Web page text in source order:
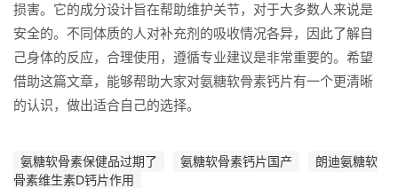
损害。它的成分设计旨在帮助维护关节，对于大多数人来说是
安全的。不同体质的人对补充剂的吸收情况各异，因此了解自
己身体的反应，合理使用，遵循专业建议是非常重要的。希望
借助这篇文章，能够帮助大家对氨糖软骨素钙片有一个更清晰
的认识，做出适合自己的选择。
氨糖软骨素保健品过期了 氨糖软骨素钙片国产
朗迪氨糖软
骨素维生素D钙片作用